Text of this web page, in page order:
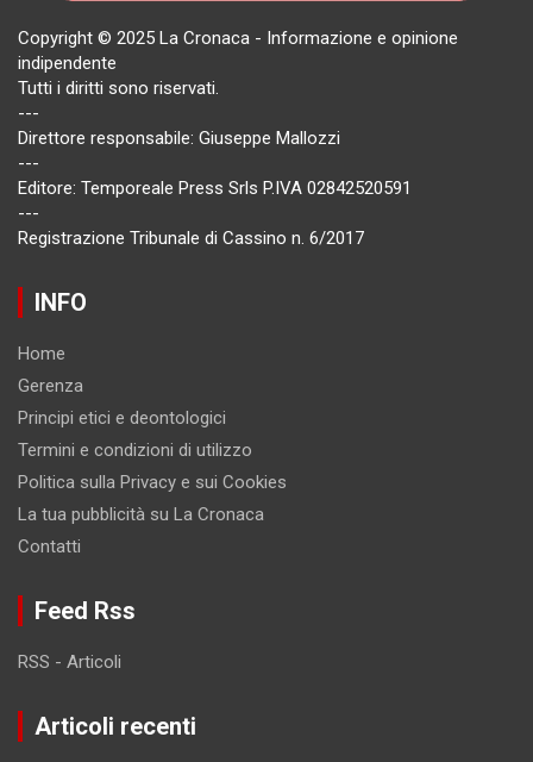
Copyright © 2025 La Cronaca - Informazione e opinione
indipendente
Tutti i diritti sono riservati.
---
Direttore responsabile: Giuseppe Mallozzi
---
Editore: Temporeale Press Srls P.IVA 02842520591
---
Registrazione Tribunale di Cassino n. 6/2017
INFO
Home
Gerenza
Principi etici e deontologici
Termini e condizioni di utilizzo
Politica sulla Privacy e sui Cookies
La tua pubblicità su La Cronaca
Contatti
Feed Rss
RSS - Articoli
Articoli recenti